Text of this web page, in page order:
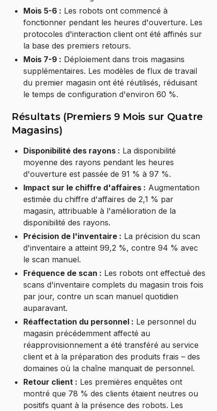
Mois 5-6 : Les robots ont commencé à
fonctionner pendant les heures d'ouverture. Les
protocoles d'interaction client ont été affinés sur
la base des premiers retours.
Mois 7-9 : Déploiement dans trois magasins
supplémentaires. Les modèles de flux de travail
du premier magasin ont été réutilisés, réduisant
le temps de configuration d'environ 60 %.
Résultats (Premiers 9 Mois sur Quatre
Magasins)
Disponibilité des rayons : La disponibilité
moyenne des rayons pendant les heures
d'ouverture est passée de 91 % à 97 %.
Impact sur le chiffre d'affaires : Augmentation
estimée du chiffre d'affaires de 2,1 % par
magasin, attribuable à l'amélioration de la
disponibilité des rayons.
Précision de l'inventaire : La précision du scan
d'inventaire a atteint 99,2 %, contre 94 % avec
le scan manuel.
Fréquence de scan : Les robots ont effectué des
scans d'inventaire complets du magasin trois fois
par jour, contre un scan manuel quotidien
auparavant.
Réaffectation du personnel : Le personnel du
magasin précédemment affecté au
réapprovisionnement a été transféré au service
client et à la préparation des produits frais – des
domaines où la chaîne manquait de personnel.
Retour client : Les premières enquêtes ont
montré que 78 % des clients étaient neutres ou
positifs quant à la présence des robots. Les